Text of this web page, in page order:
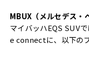
MBUX（メルセデス・
マイバッハEQS SUV
e connectに、以下の